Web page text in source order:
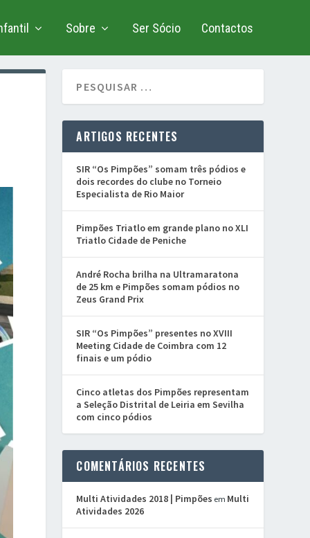
Sobre Ser Sócio Contactos
ARTIGOS RECENTES
SIR “Os Pimpões” somam três pódios e
dois recordes do clube no Torneio
Especialista de Rio Maior
Pimpões Triatlo em grande plano no XLI
Triatlo Cidade de Peniche
André Rocha brilha na Ultramaratona
de 25 km e Pimpões somam pódios no
Zeus Grand Prix
SIR “Os Pimpões” presentes no XVIII
Meeting Cidade de Coimbra com 12
finais e um pódio
Cinco atletas dos Pimpões representam
a Seleção Distrital de Leiria em Sevilha
com cinco pódios
COMENTÁRIOS RECENTES
Multi Atividades 2018 | Pimpões em Multi
Atividades 2026